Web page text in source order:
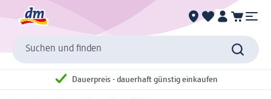
Suchen und finden
Dauerpreis - dauerhaft günstig einkaufen